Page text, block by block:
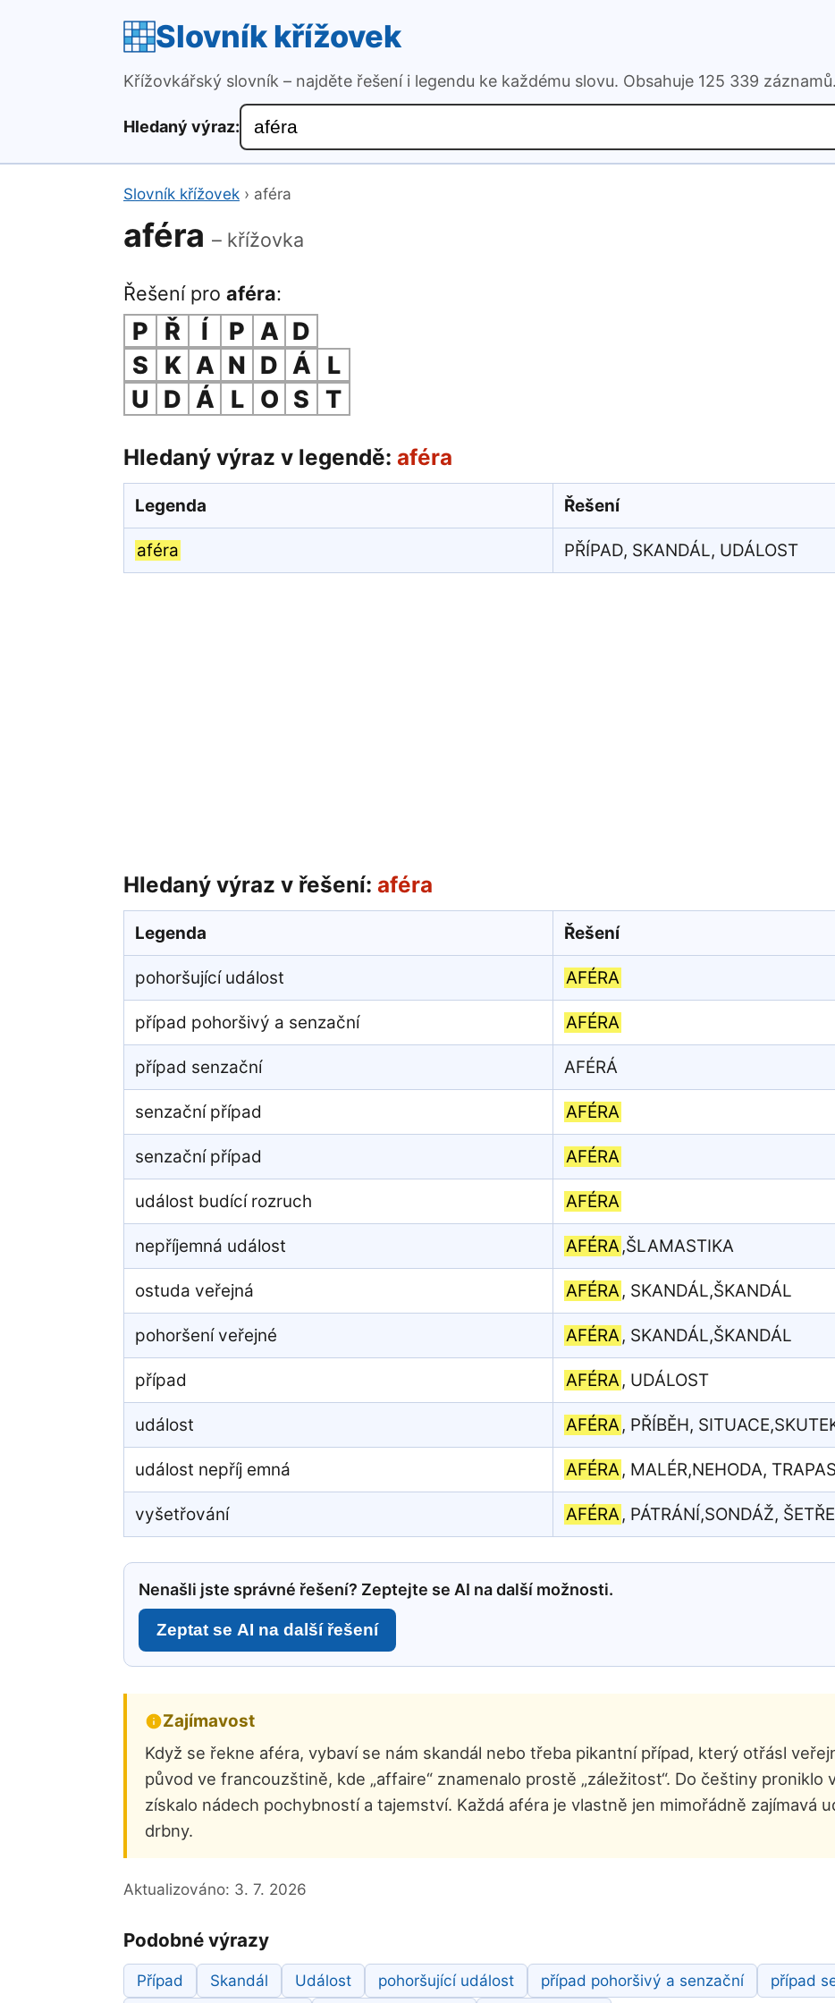
Slovník křížovek
Křížovkářský slovník – najděte řešení i legendu ke každému slovu. Obsahuje 125 339 záznamů.
Hledaný výraz:
Slovník křížovek › aféra
aféra – křížovka
Řešení pro aféra:
P Ř Í P A D
S
K A N D Á
L
U D Á L O S T
Hledaný výraz v legendě: aféra
Legenda Řešení
aféra PŘÍPAD, SKANDÁL, UDÁLOST
Hledaný výraz v řešení: aféra
Legenda Řešení
pohoršující událost AFÉRA
případ pohoršivý a senzační AFÉRA
případ senzační AFÉRÁ
senzační případ AFÉRA
senzační případ AFÉRA
událost budící rozruch AFÉRA
nepříjemná událost AFÉRA,ŠLAMASTIKA
ostuda veřejná AFÉRA, SKANDÁL,ŠKANDÁL
pohoršení veřejné AFÉRA, SKANDÁL,ŠKANDÁL
případ AFÉRA, UDÁLOST
událost AFÉRA, PŘÍBĚH,
událost nepříj emná AFÉRA, MALÉR,NEHODA, TRAPAS
vyšetřování AFÉRA, PÁTRÁNÍ,SONDÁŽ,
Nenašli jste správné řešení? Zeptejte se AI na další možnosti.
Zeptat se AI na další řešení
Zajímavost
Když se řekne aféra, vybaví se nám skandál nebo třeba pikantní případ, který otřásl
původ ve francouzštině, kde „affaire“ znamenalo prostě „záležitost“. Do češtiny proniklo
získalo nádech pochybností a tajemství. Každá aféra je vlastně jen mimořádně zajímavá
drbny.
Aktualizováno: 3. 7. 2026
Podobné výrazy
Případ Skandál Událost pohoršující událost případ pohoršivý a senzační případ